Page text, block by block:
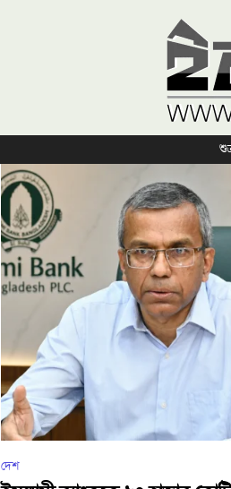
দেশ